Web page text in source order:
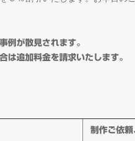
例が散見されます。
は追加料金を請求いたします。
制作ご依